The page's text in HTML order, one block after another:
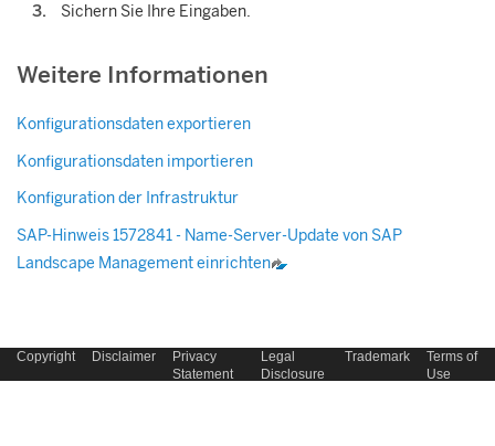
Sichern Sie Ihre Eingaben.
Weitere Informationen
Konfigurationsdaten exportieren
Konfigurationsdaten importieren
Konfiguration der Infrastruktur
SAP-Hinweis 1572841 - Name-Server-Update von SAP
Landscape Managementeinrichten
Copyright Disclaimer
Privacy
Statement
Legal
Disclosure
Trademark
Terms of
Use